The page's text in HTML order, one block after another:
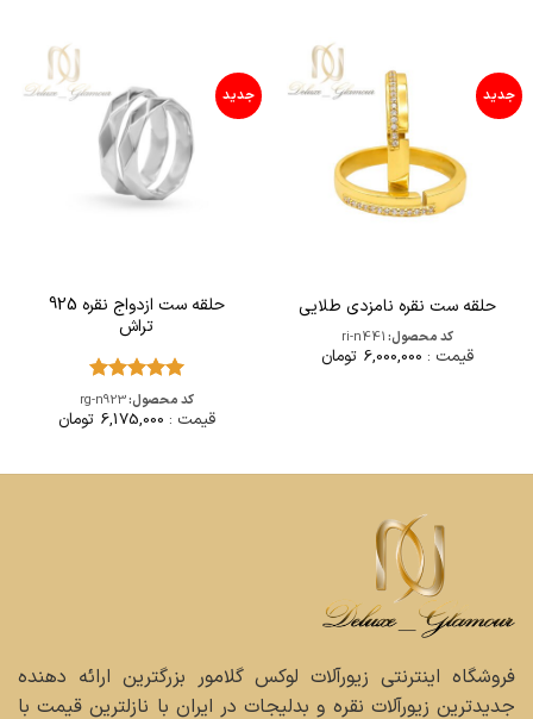
جدید
حلقه ست نقره نامزدی طلایی
کد محصول:ri-n441
قیمت : 6,000,000 تومان
جدید
حلقه ست ازدواج نقره 925
تراش
امتیاز5از
5
کد محصول:rg-n923
قیمت : 6,175,000 تومان
فروشگاه اینترنتی زیورآلات لوکس گلامور بزرگترین ارائه دهنده
جدیدترین زیورآلات نقره و بدلیجات در ایران با نازلترین قیمت با